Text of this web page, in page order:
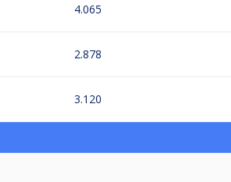
4.065
2.878
3.120